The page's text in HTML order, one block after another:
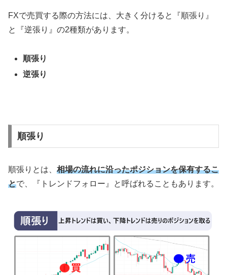
FXで売買する際の方法には、大きく分けると『順張り』
と『逆張り』の2種類があります。
順張り
逆張り
順張り
順張りとは、 相場の流れに沿ったポジションを保有するこ
とで、『トレンドフォロー』と呼ばれることもあります。